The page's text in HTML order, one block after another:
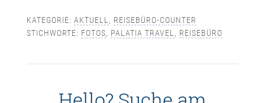
KATEGORIE: AKTUELL , REISEBÜRO-COUNTER
STICHWORTE: FOTOS, PALATIA TRAVEL , REISEBÜRO